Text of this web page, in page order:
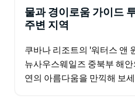
물과 경이로움 가이드
주변 지역
쿠바나 리조트의 '워터스 앤
뉴사우스웨일즈 중북부 해
연의 아름다움을 만끽해 보